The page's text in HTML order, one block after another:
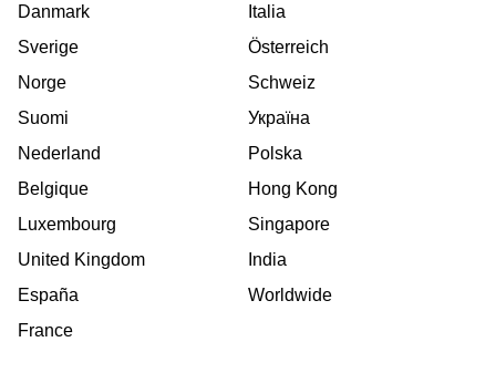
Danmark
Sverige
Norge
Suomi
Nederland
Belgique
Luxembourg
United Kingdom
España
France
Italia
Österreich
Schweiz
Україна
Polska
Hong Kong
Singapore
India
Worldwide